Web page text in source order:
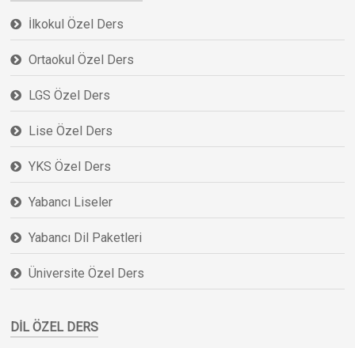
İlkokul Özel Ders
Ortaokul Özel Ders
LGS Özel Ders
Lise Özel Ders
YKS Özel Ders
Yabancı Liseler
Yabancı Dil Paketleri
Üniversite Özel Ders
DIL ÖZEL DERS